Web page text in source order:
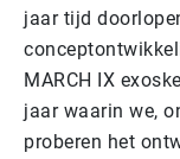
jaar tijd
MARCH IX
jaar waarin we,
proberen het